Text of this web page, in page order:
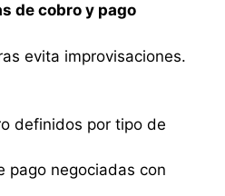
de cobro y pago
evita improvisaciones.
definidos por tipo de
pago negociadas con